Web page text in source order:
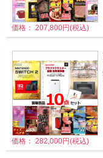
価格： 207,800円(税込)
価格： 282,000円(税込)